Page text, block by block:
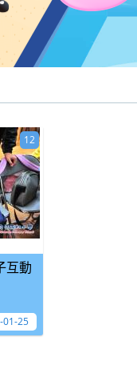
互動
12
01-25